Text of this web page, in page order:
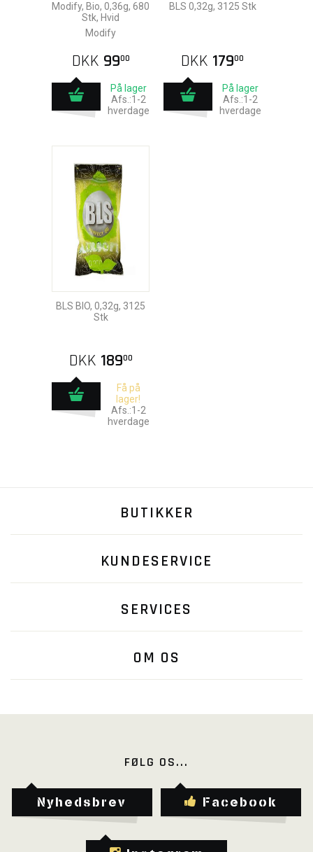
Modify, Bio, 0,36g, 680
Stk, Hvid
Modify
DKK 9900
På lager
Afs.:1-2
hverdage
BLS 0,32g, 3125 Stk
DKK 17900
På lager
Afs.:1-2
hverdage
BLS BIO, 0,32g, 3125
Stk
DKK 18900
Få på
lager!
Afs.:1-2
hverdage
BUTIKKER
KUNDESERVICE
SERVICES
OM OS
FØLG OS...
Nyhedsbrev Facebook